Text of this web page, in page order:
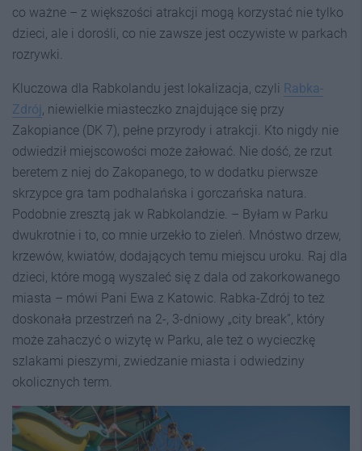
co ważne – z większości atrakcji mogą korzystać nie tylko
dzieci, ale i dorośli, co nie zawsze jest oczywiste w parkach
rozrywki.
Kluczowa dla Rabkolandu jest lokalizacja, czyli Rabka-
Zdrój, niewielkie miasteczko znajdujące się przy
Zakopiance (DK 7), pełne przyrody i atrakcji. Kto nigdy nie
odwiedził miejscowości może żałować. Nie dość, że rzut
beretem z niej do Zakopanego, to w dodatku pierwsze
skrzypce gra tam podhalańska i gorczańska natura.
Podobnie zresztą jak w Rabkolandzie. – Byłam w Parku
dwukrotnie i to, co mnie urzekło to zieleń. Mnóstwo drzew,
krzewów, kwiatów, dodających temu miejscu uroku. Raj dla
dzieci, które mogą wyszaleć się z dala od zakorkowanego
miasta – mówi Pani Ewa z Katowic. Rabka-Zdrój to też
doskonała przestrzeń na 2-, 3-dniowy „city break”, który
może zahaczyć o wizytę w Parku, ale też o wycieczkę
szlakami pieszymi, zwiedzanie miasta i odwiedziny
okolicznych term.